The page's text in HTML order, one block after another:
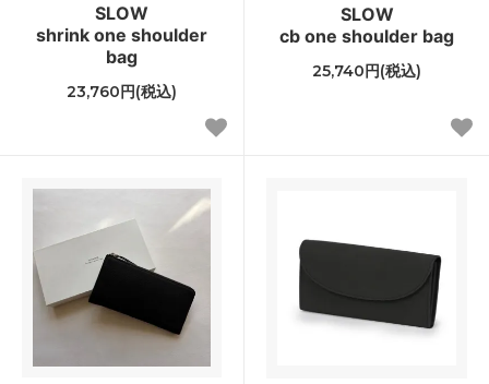
SLOW
shrink one shoulder
bag
23,760円(税込)
SLOW
cb one shoulder bag
25,740円(税込)